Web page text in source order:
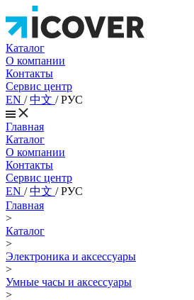
Каталог
О компании
Контакты
Сервис центр
EN /中文 /РУС
Главная
Каталог
О компании
Контакты
Сервис центр
EN /中文 /РУС
Главная
>
Каталог
>
Электроника и аксессуары
>
Умные часы и аксессуары
>